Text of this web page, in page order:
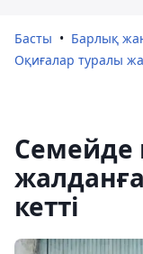
Басты
Барлық
Оқиғалар туралы
Семейде
кетті